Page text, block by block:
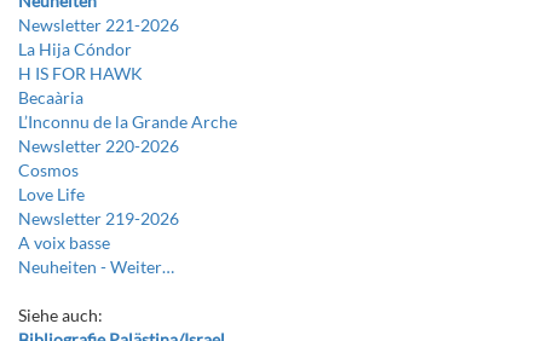
Newsletter 221-2026
La Hija Cóndor
H IS FOR HAWK
Becaària
L’Inconnu de la Grande Arche
Newsletter 220-2026
Cosmos
Love Life
Newsletter 219-2026
A voix basse
Neuheiten -Weiter…
Siehe auch: